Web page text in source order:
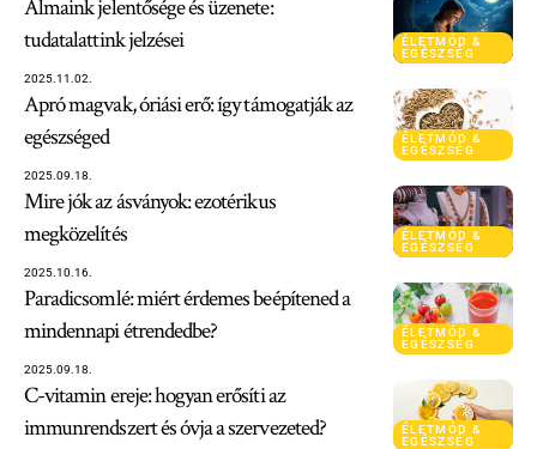
ÉLETMÓD &
EGÉSZSÉG
Álmaink jelentősége és üzenete:
tudatalattink jelzései
2025.11.02.
ÉLETMÓD &
EGÉSZSÉG
Apró magvak, óriási erő: így támogatják az
egészséged
2025.09.18.
ÉLETMÓD &
EGÉSZSÉG
Mire jók az ásványok: ezotérikus
megközelítés
2025.10.16.
ÉLETMÓD &
EGÉSZSÉG
Paradicsomlé: miért érdemes beépítened a
mindennapi étrendedbe?
2025.09.18.
ÉLETMÓD &
EGÉSZSÉG
C-vitamin ereje: hogyan erősíti az
immunrendszert és óvja a szervezeted?